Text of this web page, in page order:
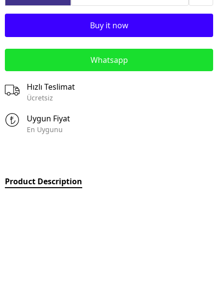
Buy it now
Whatsapp
Hızlı Teslimat
Ücretsiz
Uygun Fiyat
En Uygunu
Product Description